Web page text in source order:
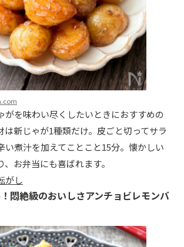
がを味わい尽くしたいときにおすすめの
は新じゃが1種類だけ。皮ごと切ってサラ
い煮汁を加えてことこと15分。懐かしい
お弁当にも喜ばれます。
がし
悶絶級のおいしさアンチョビレモンバ